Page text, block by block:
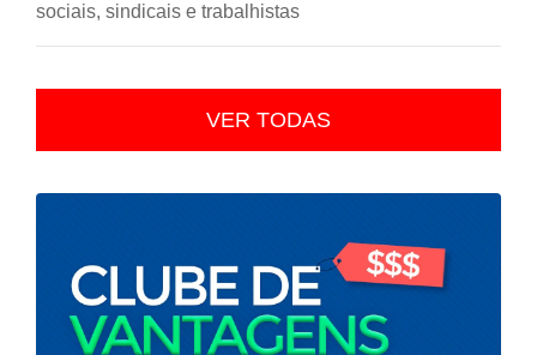
sociais, sindicais e trabalhistas
VER TODAS